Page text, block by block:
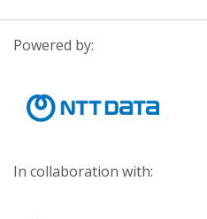
Powered by:
In collaboration with: